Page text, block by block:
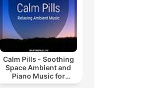
Calm Pills - Soothing
Space Ambient and
Piano Music for
Relaxing, Sleeping,